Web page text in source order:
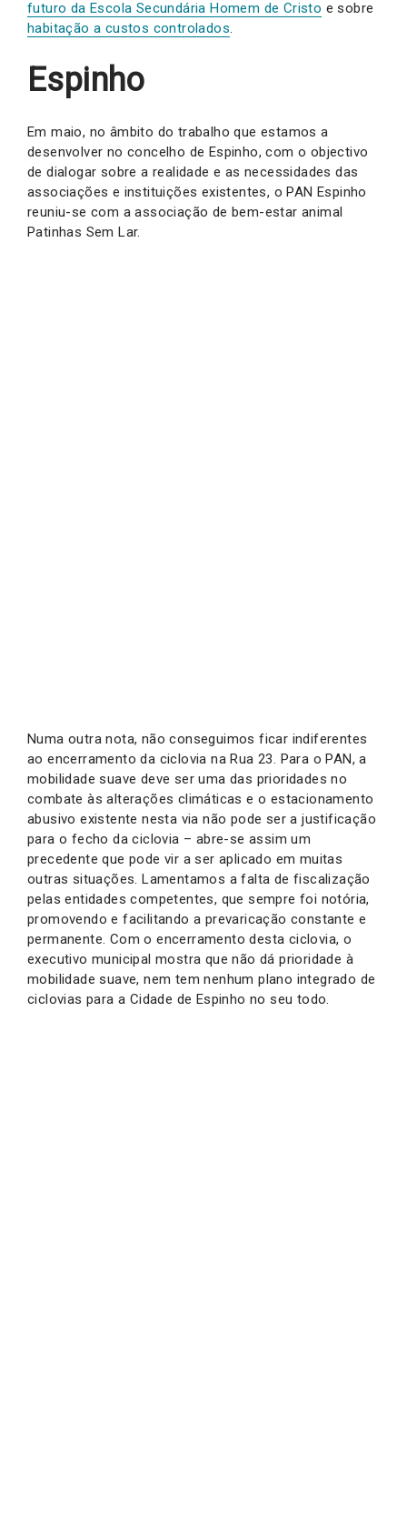
futuro da Escola Secundária Homem de Cristo e sobre
habitação a custos controlados.
Espinho
Em maio, no âmbito do trabalho que estamos a
desenvolver no concelho de Espinho, com o objectivo
de dialogar sobre a realidade e as necessidades das
associações e instituições existentes, o PAN Espinho
reuniu-se com a associação de bem-estar animal
Patinhas Sem Lar.
Numa outra nota, não conseguimos ficar indiferentes
ao encerramento da ciclovia na Rua 23. Para o PAN, a
mobilidade suave deve ser uma das prioridades no
combate às alterações climáticas e o estacionamento
abusivo existente nesta via não pode ser a justificação
para o fecho da ciclovia – abre-se assim um
precedente que pode vir a ser aplicado em muitas
outras situações. Lamentamos a falta de fiscalização
pelas entidades competentes, que sempre foi notória,
promovendo e facilitando a prevaricação constante e
permanente. Com o encerramento desta ciclovia, o
executivo municipal mostra que não dá prioridade à
mobilidade suave, nem tem nenhum plano integrado de
ciclovias para a Cidade de Espinho no seu todo.